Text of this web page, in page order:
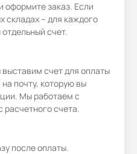
оформите заказ. Если
складах – для каждого
счет.
счет для оплаты
почту, которую вы
Мы работаем с
счета.
после оплаты.